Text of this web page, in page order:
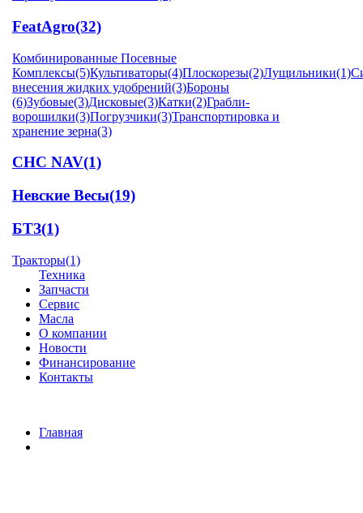
FeatAgro(32)
Комбинированные Посевные
Комплексы(5)Культиваторы(4)Плоскорезы(2)Лущильники(1)
внесения жидких удобрений(3)Бороны
(6)Зубовые(3)Дисковые(3)Катки(2)Грабли-
ворошилки(3)Погрузчики(3)Транспортировка и
хранение зерна(3)
CHC NAV(1)
Невские Весы(19)
БТЗ(1)
Тракторы(1)
Техника
Запчасти
Сервис
Масла
О компании
Новости
Финансирование
Контакты
Главная